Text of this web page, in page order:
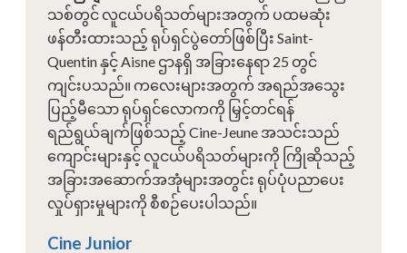
သစ်တွင် လူငယ်ပရိသတ်များအတွက် ပထမဆုံး
ဖန်တီးထားသည့် ရုပ်ရှင်ပွဲတော်ဖြစ်ပြီး Saint-
Quentin နှင့် Aisne ဌာနရှိ အခြားနေရာ 25 တွင်
ကျင်းပသည်။ ကလေးများအတွက် အရည်အသွေး
ပြည့်မီသော ရုပ်ရှင်လောကကို မြှင့်တင်ရန်
ရည်ရွယ်ချက်ဖြစ်သည့် Cine-Jeune အသင်းသည်
ကျောင်းများနှင့် လူငယ်ပရိသတ်များကို ကြိုဆိုသည့်
အခြားအဆောက်အအုံများအတွင်း ရုပ်ပုံပညာပေး
လှုပ်ရှားမှုများကို စီစဉ်ပေးပါသည်။
Cine Junior